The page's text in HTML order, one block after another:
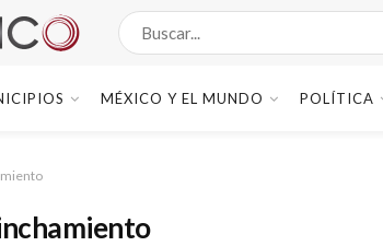
MÉXICO Y EL MUNDO POLÍTICA